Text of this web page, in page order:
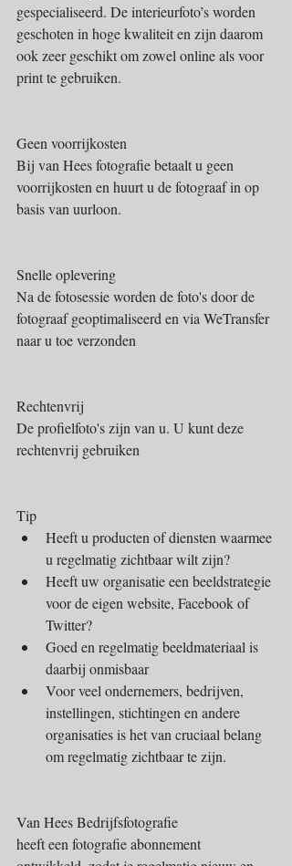
gespecialiseerd. De interieurfoto’s worden
geschoten in hoge kwaliteit en zijn daarom
ook zeer geschikt om zowel online als voor
print te gebruiken.
Geen voorrijkosten
​Bij van Hees fotografie betaalt u geen
voorrijkosten en huurt u de fotograaf in op
basis van uurloon.
Snelle oplevering
​Na de fotosessie worden de foto's door de
fotograaf geoptimaliseerd en via WeTransfer
naar u toe verzonden
Rechtenvrij
​De profielfoto's zijn van u. U kunt deze
rechtenvrij gebruiken
Tip
Heeft u producten of diensten waarmee
u regelmatig zichtbaar wilt zijn?
Heeft uw organisatie een beeldstrategie
voor de eigen website, Facebook of
Twitter?
Goed en regelmatig beeldmateriaal is
daarbij onmisbaar
Voor veel ondernemers, bedrijven,
instellingen, stichtingen en andere
organisaties is het van cruciaal belang
om regelmatig zichtbaar te zijn.
Van Hees Bedrijfsfotografie
heeft een fotografie abonnement